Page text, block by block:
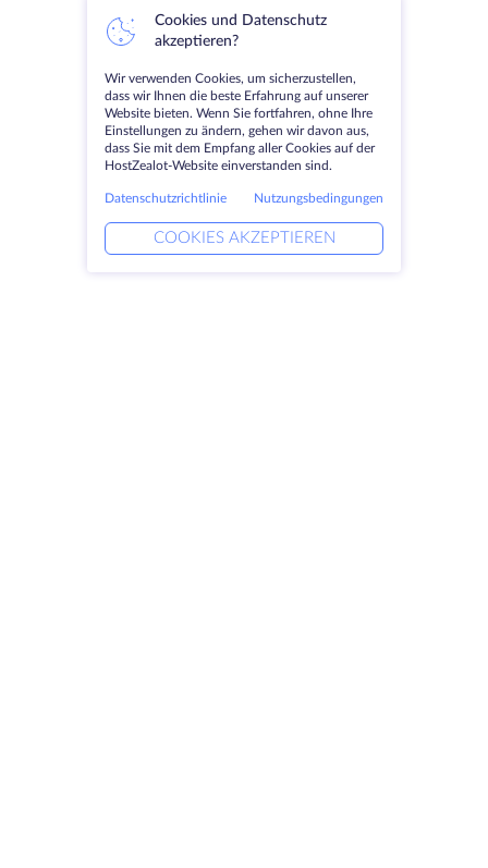
Cookies und Datenschutz
akzeptieren?
Wir verwenden Cookies, um sicherzustellen,
dass wir Ihnen die beste Erfahrung auf unserer
Website bieten. Wenn Sie fortfahren, ohne Ihre
Einstellungen zu ändern, gehen wir davon aus,
dass Sie mit dem Empfang aller Cookies auf der
HostZealot-Website einverstanden sind.
Datenschutzrichtlinie Nutzungsbedingungen
COOKIES AKZEPTIEREN